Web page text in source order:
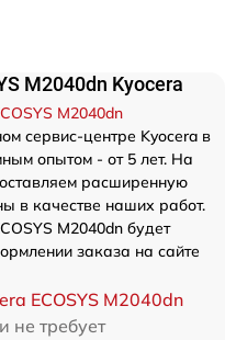
M2040dn Kyocera
M2040dn
сервис-центре Kyocera в
опытом - от 5 лет. На
расширенную
в качестве наших работ.
M2040dn будет
заказа на сайте
ECOSYS M2040dn
не требует